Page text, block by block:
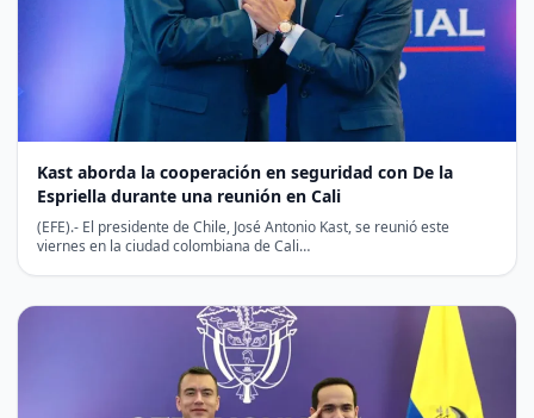
Kast aborda la cooperación en seguridad con De la
Espriella durante una reunión en Cali
(EFE).- El presidente de Chile, José Antonio Kast, se reunió este
viernes en la ciudad colombiana de Cali…